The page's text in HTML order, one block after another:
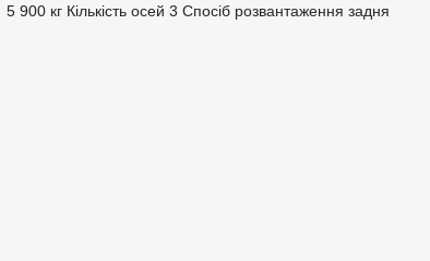
5 900 кг Кількість осей 3 Спосіб розвантаження задня